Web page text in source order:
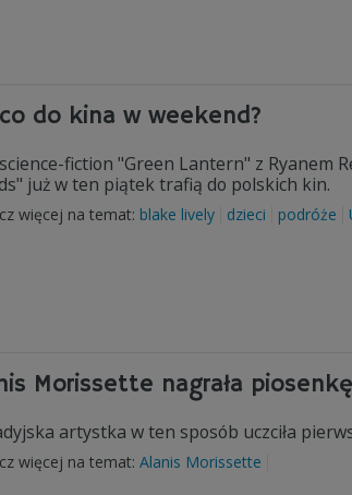
do kina w weekend?
fiction "Green Lantern" z Ryanem
już w ten piątek trafią do polskich kin.
więcej na temat: blake lively dzieci podróże
Morissette nagrała
artystka w ten sposób uczciła
więcej na temat: Alanis Morissette